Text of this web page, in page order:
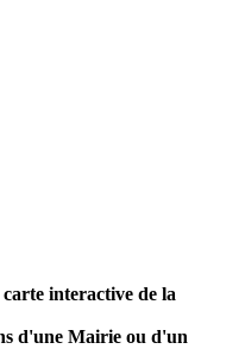
carte interactive de la
d'une Mairie ou d'un